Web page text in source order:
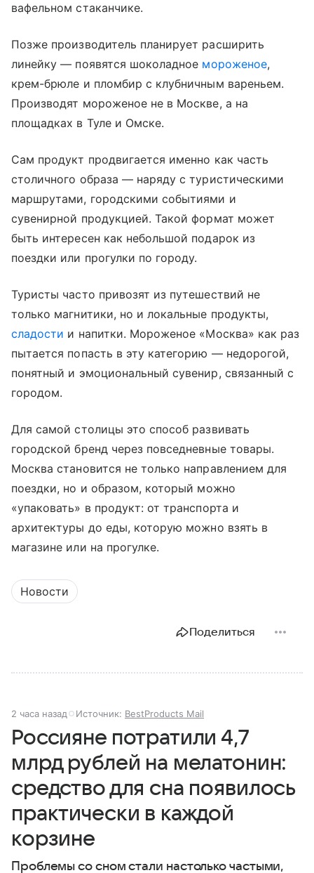
вафельном стаканчике.
Позже производитель планирует расширить
линейку — появятся шоколадное мороженое,
крем-брюле и пломбир с клубничным вареньем.
Производят мороженое не в Москве, а на
площадках в Туле и Омске.
Сам продукт продвигается именно как часть
столичного образа — наряду с туристическими
маршрутами, городскими событиями и
сувенирной продукцией. Такой формат может
быть интересен как небольшой подарок из
поездки или прогулки по городу.
Туристы часто привозят из путешествий не
только магнитики, но и локальные продукты,
сладости и напитки. Мороженое «Москва» как раз
пытается попасть в эту категорию — недорогой,
понятный и эмоциональный сувенир, связанный с
городом.
Для самой столицы это способ развивать
городской бренд через повседневные товары.
Москва становится не только направлением для
поездки, но и образом, который можно
«упаковать» в продукт: от транспорта и
архитектуры до еды, которую можно взять в
магазине или на прогулке.
Новости
Поделиться
2 часа назад Источник: BestProducts Mail
Россияне потратили 4,7
млрд рублей на мелатонин:
средство для сна появилось
практически в каждой
корзине
Проблемы со сном стали настолько частыми,